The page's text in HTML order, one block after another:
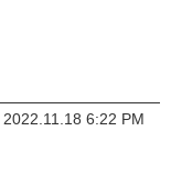
2022.11.18 6:22 PM